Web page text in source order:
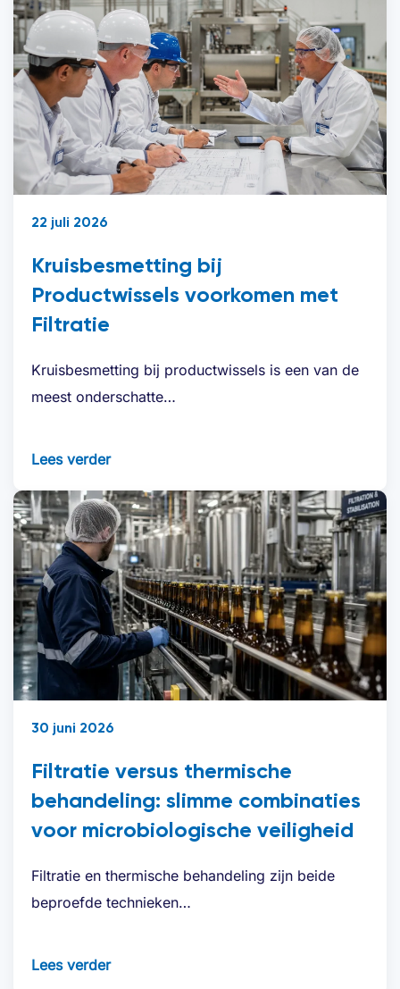
22 juli 2026
Kruisbesmetting bij
Productwissels voorkomen met
Filtratie
Kruisbesmetting bij productwissels is een van de
meest onderschatte…
Lees verder
30 juni 2026
Filtratie versus thermische
behandeling: slimme combinaties
voor microbiologische veiligheid
Filtratie en thermische behandeling zijn beide
beproefde technieken…
Lees verder